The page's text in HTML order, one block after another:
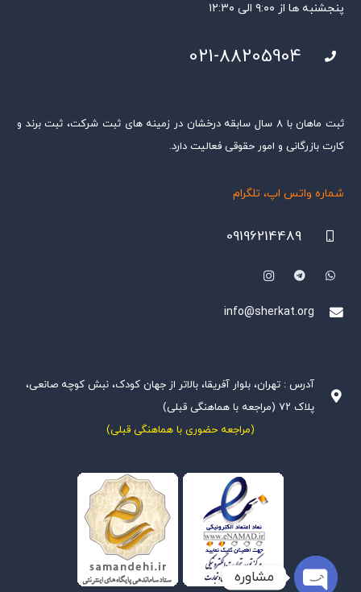
پنجشنبه ها از ۹:۰۰ الی ۱۲:۳۰
021-88205904
ثبت ماهان با ۸ سال سابقه درخشان در زمینه های ثبت شرکت، ثبت برند و
کارت بازرگانی و امور حقوقی فعالیت دارد.
شماره واتس اپ، تلگرام
09196214489
info@sherkat.org
آدرس : تهران، بلوار آفریقا، بالاتر از جهان کودک، نبش کوچه صانعی،
پلاک ۷۲ (مراجعه با هماهنگی قبلی)
(مراجعه حضوری با هماهنگی قبلی)
مشاوره